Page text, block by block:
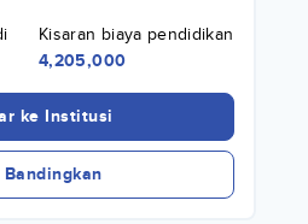
Kisaran biaya pendidikan
4,205,000
ke Institusi
Bandingkan